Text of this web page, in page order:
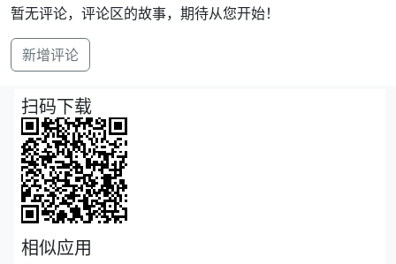
暂无评论，评论区的故事，期待从您开始！
新增评论
扫码下载
相似应用